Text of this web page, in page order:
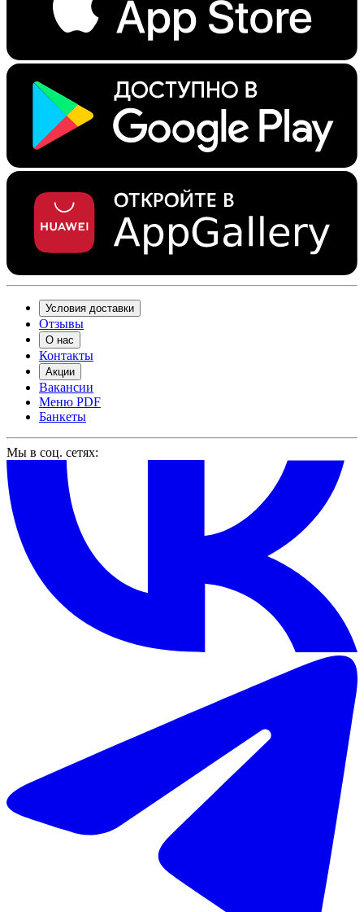
Условия доставки
Отзывы
О нас
Контакты
Акции
Вакансии
Меню PDF
Банкеты
Мы в соц. сетях: